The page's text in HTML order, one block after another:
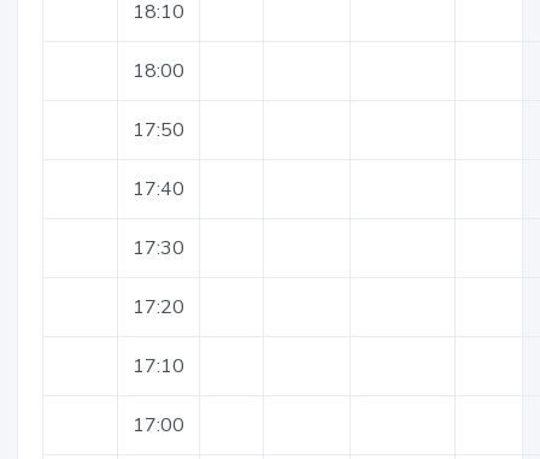
18:10
18:00
17:50
17:40
17:30
17:20
17:10
17:00